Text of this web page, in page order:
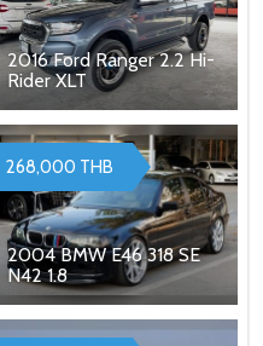
2016 Ford Ranger 2.2 Hi-
Rider XLT
2004 BMW E46 318 SE
N42 1.8
268,000 THB